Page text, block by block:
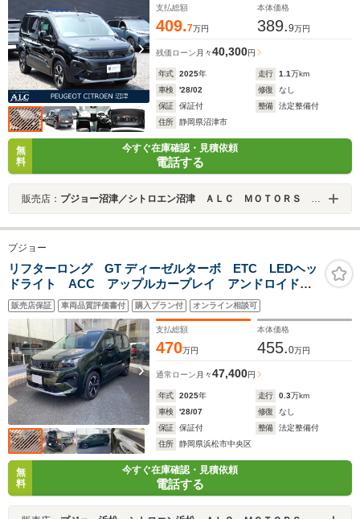
支払総額
409.7万円
本体価格
389.9万円
残価ローン 月々40,300円
年式 2025年 走行 1.1万km
車検
'28/02 修復
なし
保証
保証付 整備
法定整備付
住所
静岡県沼津市
無
料
今すぐ在庫確認・見積依頼
電話する
販売店： プジョー沼津／シトロエン沼津 ＡＬＣ ＭＯＴＯＲＳ ＧＲＯＵＰ
プジョー
リフターロング GT ディーゼルターボ ETC LEDヘッ
ドライト ACC アップルカープレイ アンドロイドオ
ート対応 ステアリングヒーター 両側スライドドア
販売店保証 車両品質評価書付 購入プラン付 オンライン相談可
支払総額
470万円
本体価格
455.0万円
通常ローン 月々47,400円
年式 2025年 走行 0.3万km
車検
'28/07 修復
なし
保証
保証付 整備
法定整備付
住所
静岡県浜松市中央区
無
料
今すぐ在庫確認・見積依頼
電話する